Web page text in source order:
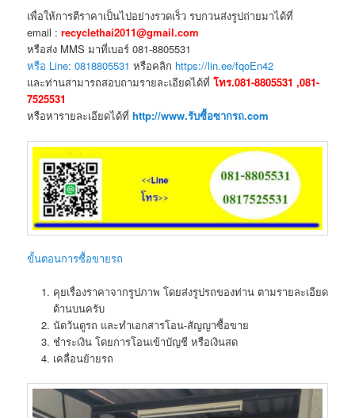
เพื่อให้การตีราคาเป็นไปอย่างรวดเร็ว รบกวนส่งรูปถ่ายมาได้ที่
email : recyclethai2011@gmail.com
หรือส่ง MMS มาที่เบอร์ 081-8805531
หรือ Line: 0818805531 หรือคลิก https://lin.ee/fqoEn42
และท่านสามารถสอบถามรายละเอียดได้ที่โทร.081-8805531 ,081-
7525531
หรือหารายละเอียดได้ที่ http://www.รับซื้อซากรถ.com
ขั้นตอนการซื้อขายรถ
คุยเรื่องราคาจากรูปภาพ โดยส่งรูปรถของท่าน ตามรายละเอียด
ด้านบนครับ
นัดวันดูรถ และทำเอกสารโอน-สัญญาซื้อขาย
ชำระเงิน โดยการโอนเข้าบัญชี หรือเงินสด
เคลื่อนย้ายรถ